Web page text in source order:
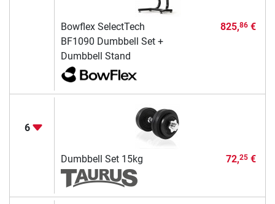
Bowflex SelectTech
BF1090 Dumbbell Set +
Dumbbell Stand
825,86€
6
Dumbbell Set 15kg 72,25€